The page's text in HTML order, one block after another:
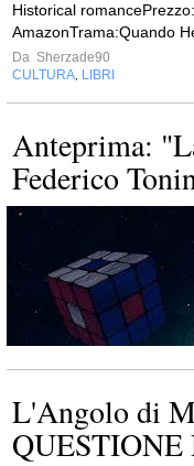
Historical
AmazonTrama:Quando
Da Sherzade90
CULTURA LIBRI
Anteprima:
Federico
L'Angolo di